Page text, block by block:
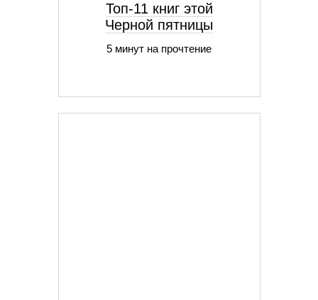
Топ-11 книг этой
Черной пятницы
5 минут на прочтение